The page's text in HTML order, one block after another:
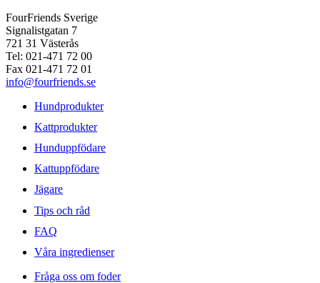
FourFriends Sverige
Signalistgatan 7
721 31 Västerås
Tel: 021-471 72 00
Fax 021-471 72 01
info@fourfriends.se
Hundprodukter
Kattprodukter
Hunduppfödare
Kattuppfödare
Jägare
Tips och råd
FAQ
Våra ingredienser
Fråga oss om foder